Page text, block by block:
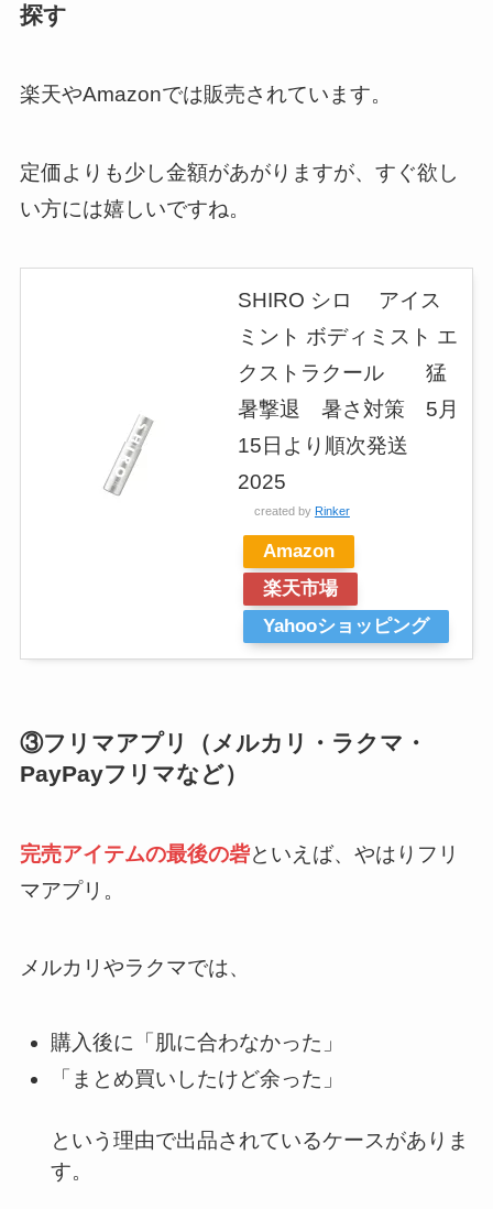
探す
楽天やAmazonでは販売されています。
定価よりも少し金額があがりますが、すぐ欲し
い方には嬉しいですね。
SHIRO シロ アイス
ミント ボディミスト エ
クストラクール 猛
暑撃退 暑さ対策 5月
15日より順次発送
2025
created by Rinker
Amazon
楽天市場
Yahooショッピング
③フリマアプリ（メルカリ・ラクマ・
PayPayフリマなど）
完売アイテムの最後の砦といえば、やはりフリ
マアプリ。
メルカリやラクマでは、
購入後に「肌に合わなかった」
「まとめ買いしたけど余った」
という理由で出品されているケースがありま
す。